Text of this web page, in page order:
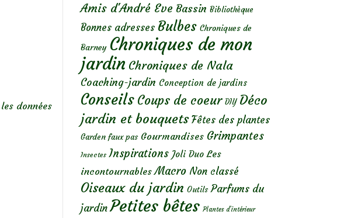
données
Amis d'André Eve Bassin Bibliothèque
Bonnes adresses Bulbes Chroniques de
Barney Chroniques de mon
jardin Chroniques de Nala
Coaching-jardin Conception de jardins
Conseils Coups de coeur DIY Déco
jardin et bouquets Fêtes des plantes
Garden faux pas Gourmandises Grimpantes
Insectes Inspirations Joli Duo Les
incontournables Macro Non classé
Oiseaux du jardin Outils Parfums du
jardin Petites bêtes Plantes d’intérieur